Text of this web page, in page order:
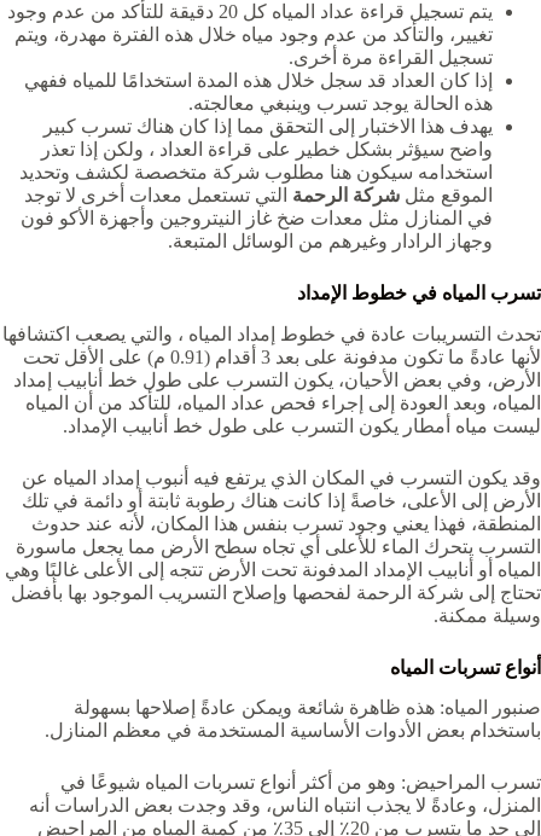
يتم تسجيل قراءة عداد المياه كل 20 دقيقة للتأكد من عدم وجود
تغيير، والتأكد من عدم وجود مياه خلال هذه الفترة مهدرة، ويتم
تسجيل القراءة مرة أخرى.
إذا كان العداد قد سجل خلال هذه المدة استخدامًا للمياه ففهي
هذه الحالة يوجد تسرب وينبغي معالجته.
يهدف هذا الاختبار إلى التحقق مما إذا كان هناك تسرب كبير
واضح سيؤثر بشكل خطير على قراءة العداد ، ولكن إذا تعذر
استخدامه سيكون هنا مطلوب شركة متخصصة لكشف وتحديد
الموقع مثل شركة الرحمة التي تستعمل معدات أخرى لا توجد
في المنازل مثل معدات ضخ غاز النيتروجين وأجهزة الأكو فون
وجهاز الرادار وغيرهم من الوسائل المتبعة.
تسرب المياه في خطوط الإمداد
تحدث التسريبات عادة في خطوط إمداد المياه ، والتي يصعب اكتشافها
لأنها عادةً ما تكون مدفونة على بعد 3 أقدام (0.91 م) على الأقل تحت
الأرض، وفي بعض الأحيان، يكون التسرب على طول خط أنابيب إمداد
المياه، وبعد العودة إلى إجراء فحص عداد المياه، للتأكد من أن المياه
ليست مياه أمطار يكون التسرب على طول خط أنابيب الإمداد.
وقد يكون التسرب في المكان الذي يرتفع فيه أنبوب إمداد المياه عن
الأرض إلى الأعلى، خاصةً إذا كانت هناك رطوبة ثابتة أو دائمة في تلك
المنطقة، فهذا يعني وجود تسرب بنفس هذا المكان، لأنه عند حدوث
التسرب يتحرك الماء للأعلى أي تجاه سطح الأرض مما يجعل ماسورة
المياه أو أنابيب الإمداد المدفونة تحت الأرض تتجه إلى الأعلى غالبًا وهي
تحتاج إلى شركة الرحمة لفحصها وإصلاح التسريب الموجود بها بأفضل
وسيلة ممكنة.
أنواع تسربات المياه
صنبور المياه: هذه ظاهرة شائعة ويمكن عادةً إصلاحها بسهولة
باستخدام بعض الأدوات الأساسية المستخدمة في معظم المنازل.
تسرب المراحيض: وهو من أكثر أنواع تسربات المياه شيوعًا في
المنزل، وعادةً لا يجذب انتباه الناس، وقد وجدت بعض الدراسات أنه
إلى حد ما يتسرب من 20٪ إلى 35٪ من كمية المياه من المراحيض